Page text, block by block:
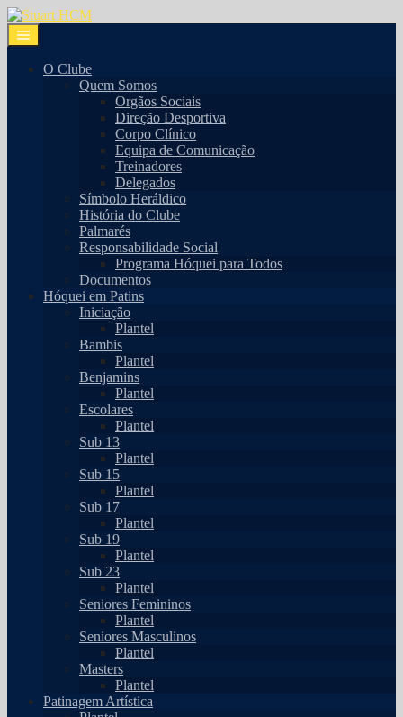
O Clube
Quem Somos
Orgãos Sociais
Direção Desportiva
Corpo Clínico
Equipa de Comunicação
Treinadores
Delegados
Símbolo Heráldico
História do Clube
Palmarés
Responsabilidade Social
Programa Hóquei para Todos
Documentos
Hóquei em Patins
Iniciação
Plantel
Bambis
Plantel
Benjamins
Plantel
Escolares
Plantel
Sub 13
Plantel
Sub 15
Plantel
Sub 17
Plantel
Sub 19
Plantel
Sub 23
Plantel
Seniores Femininos
Plantel
Seniores Masculinos
Plantel
Masters
Plantel
Patinagem Artística